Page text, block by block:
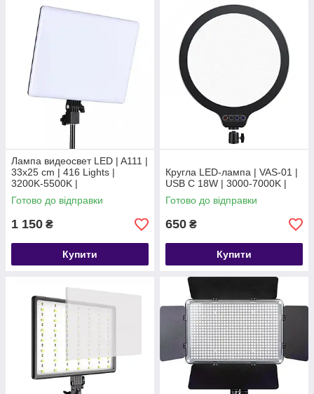
Лампа видеосвет LED | A111 |
33x25 cm | 416 Lights |
3200K-5500K |
Готово до відправки
1 150 ₴
Купити
Кругла LED-лампа | VAS-01 |
USB C 18W | 3000-7000K |
Готово до відправки
650 ₴
Купити